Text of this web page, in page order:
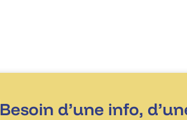
Besoin d’une info,